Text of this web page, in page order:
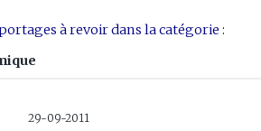
à revoir dans la catégorie :
29-09-2011